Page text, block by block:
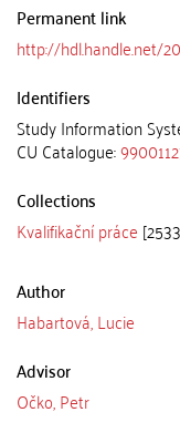
Permanent link
http://hdl.handle.net/
Identifiers
Study Information
CU Catalogue:
Collections
Kvalifikační práce
Author
Habartová, Lucie
Advisor
Očko, Petr